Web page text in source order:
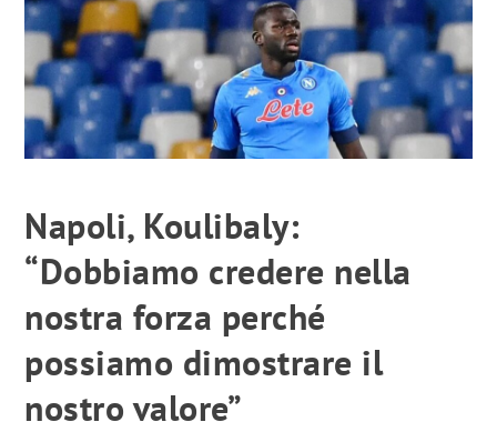
Napoli, Koulibaly:
“Dobbiamo credere nella
nostra forza perché
possiamo dimostrare il
nostro valore”